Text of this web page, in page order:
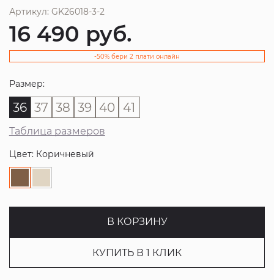
Артикул: GK26018-3-2
16 490 руб.
-50% бери 2 плати онлайн
Размер:
36 37 38 39 40 41
Таблица размеров
Цвет: Коричневый
В КОРЗИНУ
КУПИТЬ В 1 КЛИК